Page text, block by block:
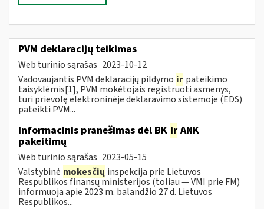
PVM deklaracijų teikimas
Web turinio sąrašas 2023-10-12
Vadovaujantis PVM deklaracijų pildymo ir pateikimo
taisyklėmis[1], PVM mokėtojais registruoti asmenys,
turi prievolę elektroninėje deklaravimo sistemoje (EDS)
pateikti PVM...
Informacinis pranešimas dėl BK ir ANK
pakeitimų
Web turinio sąrašas 2023-05-15
Valstybinė mokesčių inspekcija prie Lietuvos
Respublikos finansų ministerijos (toliau — VMI prie FM)
informuoja apie 2023 m. balandžio 27 d. Lietuvos
Respublikos...